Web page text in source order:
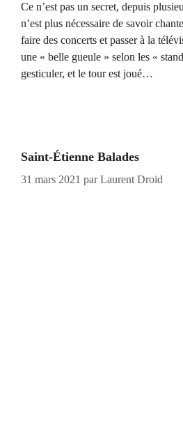
Ce n’est pas un secret, depuis
n’est plus nécessaire de savoir
faire des concerts et passer à la
une « belle gueule » selon les «
gesticuler, et le tour est joué…
Saint-Étienne Balades
31 mars 2021 parLaurent Droid